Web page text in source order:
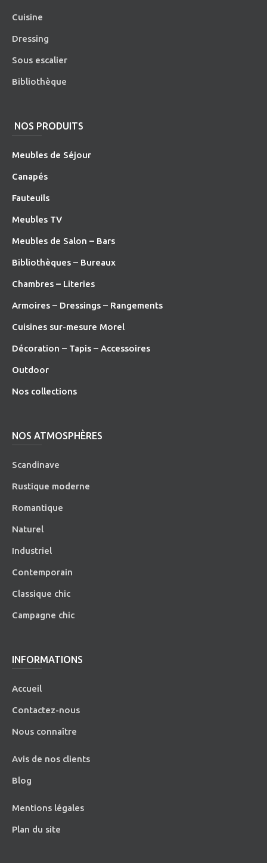
Cuisine
Dressing
Sous escalier
Bibliothèque
NOS PRODUITS
Meubles de Séjour
Canapés
Fauteuils
Meubles TV
Meubles de Salon – Bars
Bibliothèques – Bureaux
Chambres – Literies
Armoires – Dressings – Rangements
Cuisines sur-mesure Morel
Décoration – Tapis – Accessoires
Outdoor
Nos collections
NOS ATMOSPHÈRES
Scandinave
Rustique moderne
Romantique
Naturel
Industriel
Contemporain
Classique chic
Campagne chic
INFORMATIONS
Accueil
Contactez-nous
Nous connaître
Avis de nos clients
Blog
Mentions légales
Plan du site